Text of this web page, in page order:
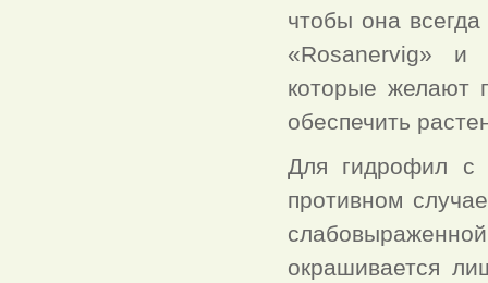
чтобы она
«Rosanervig» и
которые желают
обеспечить
Для гидрофил с
противном
окрашивается